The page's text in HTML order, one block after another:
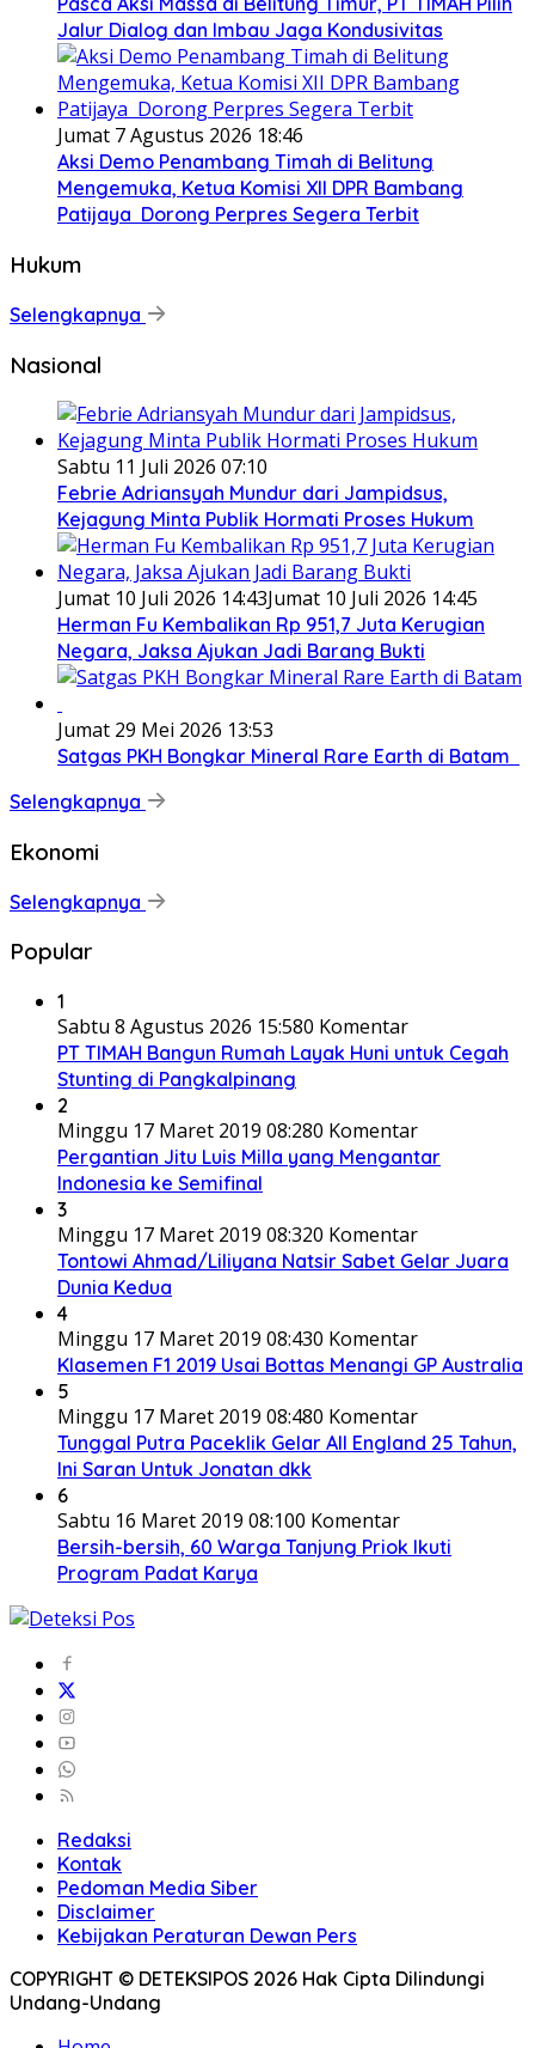
Jalur Dialog dan Imbau Jaga Kondusivitas
Jumat 7 Agustus 2026 18:46
Aksi Demo Penambang Timah di Belitung
Mengemuka, Ketua Komisi XII DPR Bambang
Patijaya Dorong Perpres Segera Terbit
Hukum
Selengkapnya
Nasional
Sabtu 11 Juli 2026 07:10
Febrie Adriansyah Mundur dari Jampidsus,
Kejagung Minta Publik Hormati Proses Hukum
Jumat 10 Juli 2026 14:43Jumat 10 Juli 2026 14:45
Herman Fu Kembalikan Rp 951,7 Juta Kerugian
Negara, Jaksa Ajukan Jadi Barang Bukti
Jumat 29 Mei 2026 13:53
Satgas PKH Bongkar Mineral Rare Earth di Batam
Selengkapnya
Ekonomi
Selengkapnya
Popular
1
Sabtu 8 Agustus 2026 15:580 Komentar
PT TIMAH Bangun Rumah Layak Huni untuk Cegah
Stunting di Pangkalpinang
2
Minggu 17 Maret 2019 08:280 Komentar
Pergantian Jitu Luis Milla yang Mengantar
Indonesia ke Semifinal
3
Minggu 17 Maret 2019 08:320 Komentar
Tontowi Ahmad/Liliyana Natsir Sabet Gelar Juara
Dunia Kedua
4
Minggu 17 Maret 2019 08:430 Komentar
Klasemen F1 2019 Usai Bottas Menangi GP Australia
5
Minggu 17 Maret 2019 08:480 Komentar
Tunggal Putra Paceklik Gelar All England 25 Tahun,
Ini Saran Untuk Jonatan dkk
6
Sabtu 16 Maret 2019 08:100 Komentar
Bersih-bersih, 60 Warga Tanjung Priok Ikuti
Program Padat Karya
Redaksi
Kontak
Pedoman Media Siber
Disclaimer
Kebijakan Peraturan Dewan Pers
COPYRIGHT © DETEKSIPOS 2026 Hak Cipta Dilindungi
Undang-Undang